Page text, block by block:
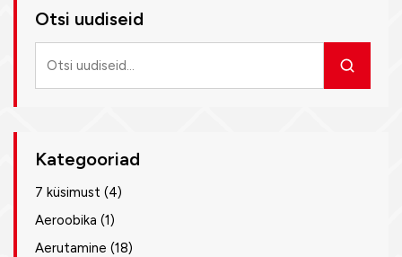
Otsi uudiseid
uudiseid
Kategooriad
7 küsimust (4)
Aeroobika (1)
Aerutamine (18)